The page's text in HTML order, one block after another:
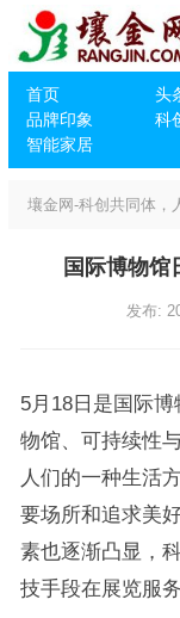
首页 头
品牌印象
科
智能家居
壤金网-科创共同体，
国际博物馆
发布:
5月18日是国际
物馆、可持续性
人们的一种生活
要场所和追求美
素也逐渐凸显，
技手段在展览服